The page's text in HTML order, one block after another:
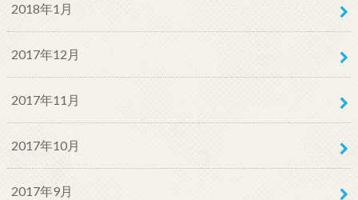
2018年1月
2017年12月
2017年11月
2017年10月
2017年9月